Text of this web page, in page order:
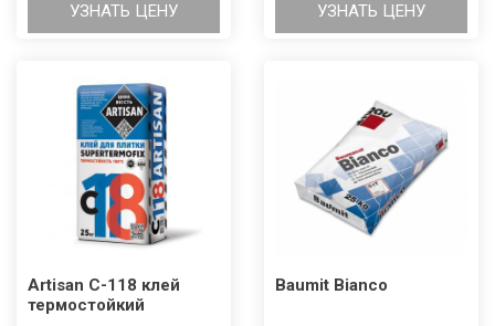
УЗНАТЬ ЦЕНУ УЗНАТЬ ЦЕНУ
Artisan С-118 клей
термостойкий
Baumit Bianco